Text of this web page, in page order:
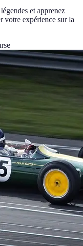
et apprenez
votre expérience sur la